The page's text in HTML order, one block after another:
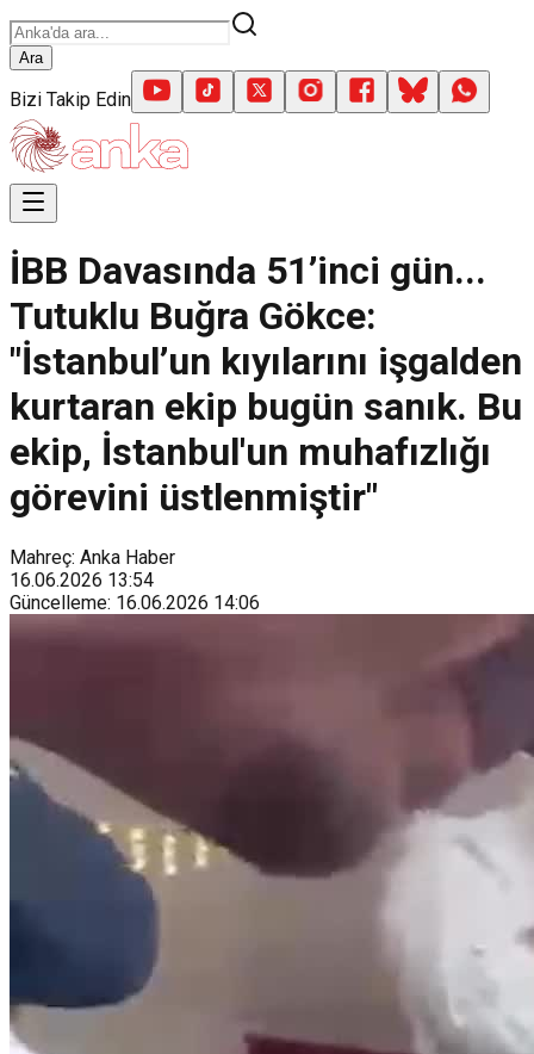
Ara
Bizi Takip Edin
İBB Davasında 51’inci gün...
Tutuklu Buğra Gökce:
"İstanbul’un kıyılarını işgalden
kurtaran ekip bugün sanık. Bu
ekip, İstanbul'un muhafızlığı
görevini üstlenmiştir"
Mahreç: Anka Haber
16.06.2026 13:54
Güncelleme: 16.06.2026 14:06